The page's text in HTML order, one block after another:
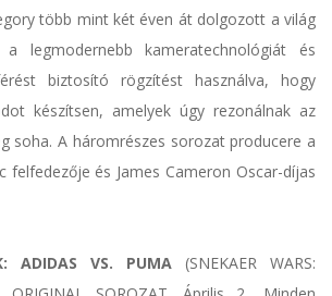
több mint két éven át dolgozott a világ
legmodernebb kameratechnológiát és
biztosító rögzítést használva, hogy
készítsen, amelyek úgy rezonálnak az
soha. A háromrészes sorozat producere a
felfedezője és James Cameron Oscar-díjas
ADIDAS VS. PUMA (SNEKAER WARS: